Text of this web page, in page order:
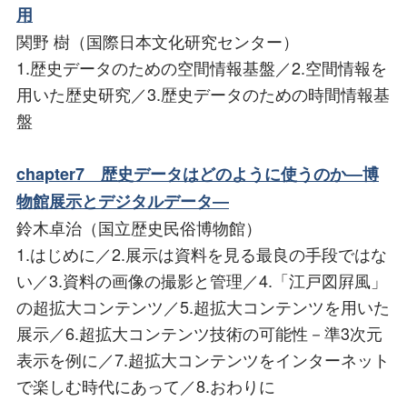
用
関野 樹（国際日本文化研究センター）
1.歴史データのための空間情報基盤／2.空間情報を
用いた歴史研究／3.歴史データのための時間情報基
盤
chapter7 歴史データはどのように使うのか―博
物館展示とデジタルデータ―
鈴木卓治（国立歴史民俗博物館）
1.はじめに／2.展示は資料を見る最良の手段ではな
い／3.資料の画像の撮影と管理／4.「江戸図屛風」
の超拡大コンテンツ／5.超拡大コンテンツを用いた
展示／6.超拡大コンテンツ技術の可能性－準3次元
表示を例に／7.超拡大コンテンツをインターネット
で楽しむ時代にあって／8.おわりに